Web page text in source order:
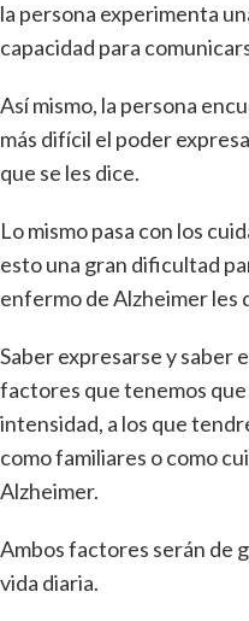
la persona experimenta
capacidad para
Así mismo, la persona
más difícil el poder
que se les dice.
Lo mismo pasa con los
esto una gran dificultad
enfermo de Alzheimer les
Saber expresarse y saber
factores que tenemos
intensidad, a los que
como familiares o como
Alzheimer.
Ambos factores serán de
vida diaria.